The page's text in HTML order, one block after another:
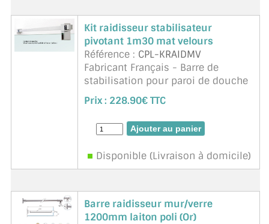
Kit raidisseur stabilisateur
pivotant 1m30 mat velours
Référence : CPL-KRAIDMV
Fabricant Français - Barre de
stabilisation pour paroi de douche
de 6 à 10mm d'épaisseur. Réglable
et orientable, recoupe facile,
finition parfaite, tube carré. Ligne
moderne et épu ...suite
Prix : 228.90€ TTC
Disponible (Livraison à domicile)
Barre raidisseur mur/verre
1200mm laiton poli (Or)